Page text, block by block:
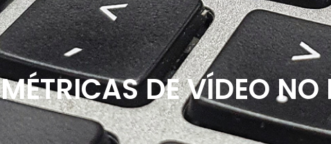
MÉTRICAS DE VÍDEO